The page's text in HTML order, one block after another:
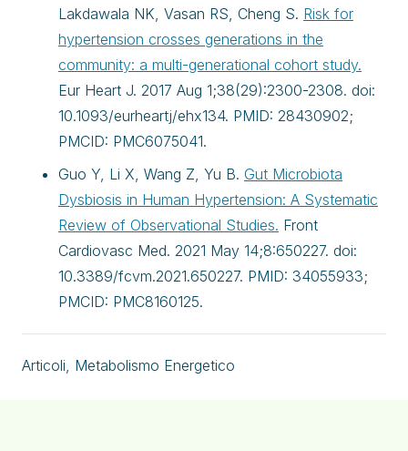
Lakdawala NK, Vasan RS, Cheng S. Risk for
hypertension crosses generations in the
community: a multi-generational cohort study.
Eur Heart J. 2017 Aug 1;38(29):2300-2308. doi:
10.1093/eurheartj/ehx134. PMID: 28430902;
PMCID: PMC6075041.
Guo Y, Li X, Wang Z, Yu B. Gut Microbiota
Dysbiosis in Human Hypertension: A Systematic
Review of Observational Studies. Front
Cardiovasc Med. 2021 May 14;8:650227. doi:
10.3389/fcvm.2021.650227. PMID: 34055933;
PMCID: PMC8160125.
Articoli Metabolismo Energetico